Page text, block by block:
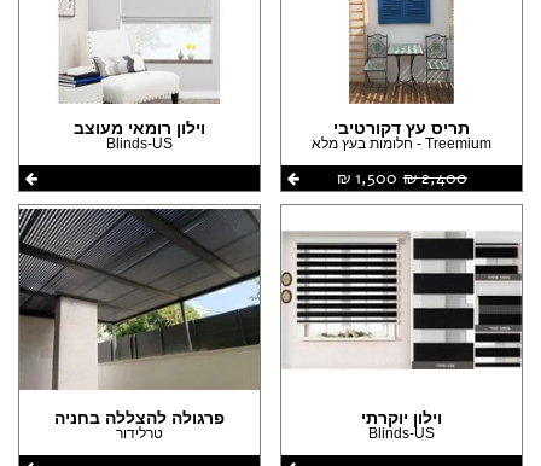
תריס עץ דקורטיבי
Treemium - חלומות בעץ מלא
2,400 ‏₪
1,500 ‏₪
וילון רומאי מעוצב
Blinds-US
וילון יוקרתי
Blinds-US
פרגולה להצללה בחניה
טרלידור